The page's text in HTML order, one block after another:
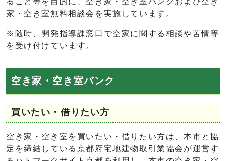
家・空き室無料相談会を実施しています。
※随時、開発指導課窓口で空家に関する相談や苦情等
を受け付けています。
空き家・空き室バンク
買いたい・借りたい方
空き家・空き室を買いたい・借りたい方は、本市と協
定を締結している京都府宅地建物取引業協会が運営す